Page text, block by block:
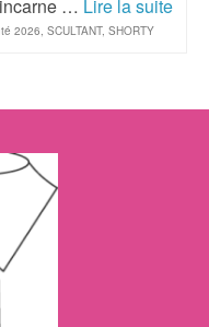
… Lire la suite
2026, SCULTANT, SHORTY